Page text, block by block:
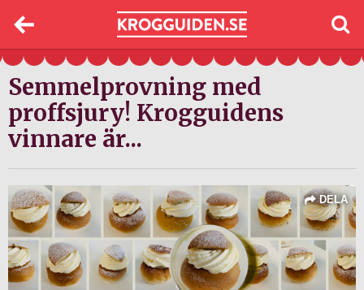
Semmelprovning med
proffsjury! Krogguidens
vinnare är...
DELA